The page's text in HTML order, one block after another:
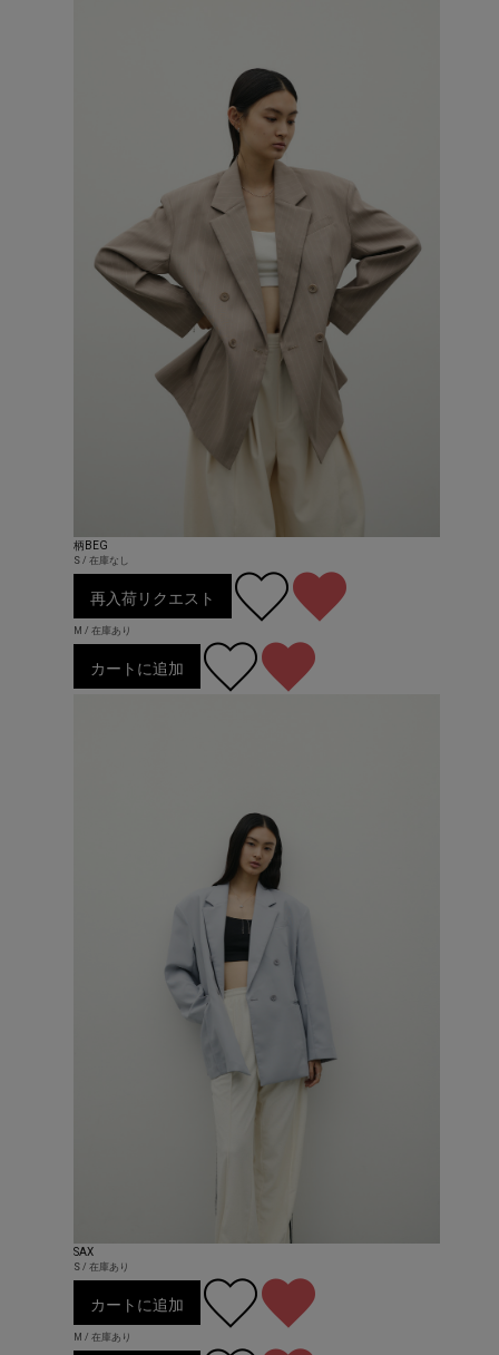
柄BEG
S / 在庫なし
再入荷リクエスト
M / 在庫あり
カートに追加
SAX
S / 在庫あり
カートに追加
M / 在庫あり